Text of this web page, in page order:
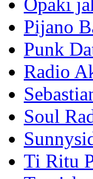
Opaki
Pijano
Punk
Radio
Soul
Ti Ritu